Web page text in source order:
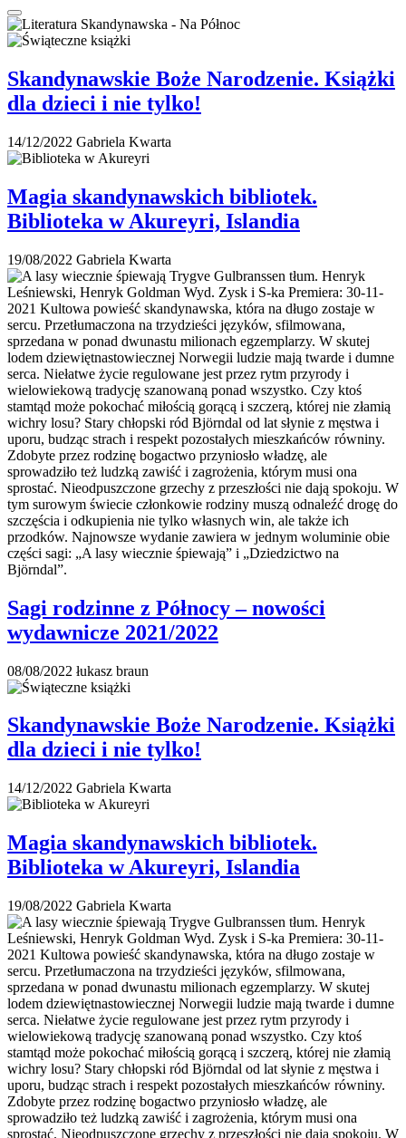
Skandynawskie Boże Narodzenie. Książki
dla dzieci i nie tylko!
14/12/2022 Gabriela Kwarta
Magia skandynawskich bibliotek.
Biblioteka w Akureyri, Islandia
19/08/2022 Gabriela Kwarta
Sagi rodzinne z Północy – nowości
wydawnicze 2021/2022
08/08/2022 łukasz braun
Skandynawskie Boże Narodzenie. Książki
dla dzieci i nie tylko!
14/12/2022 Gabriela Kwarta
Magia skandynawskich bibliotek.
Biblioteka w Akureyri, Islandia
19/08/2022 Gabriela Kwarta